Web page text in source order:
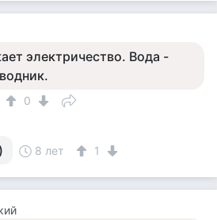
электричество. Вода -
0
8 лет 1